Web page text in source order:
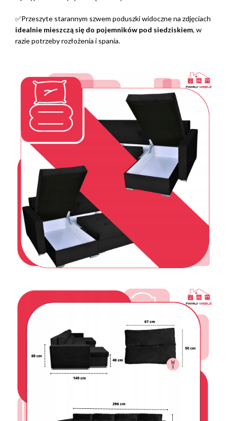
✅Przeszyte starannym szwem poduszki widoczne na zdjęciach
idealnie mieszczą się do pojemników pod siedziskiem, w
razie potrzeby rozłożenia i spania.